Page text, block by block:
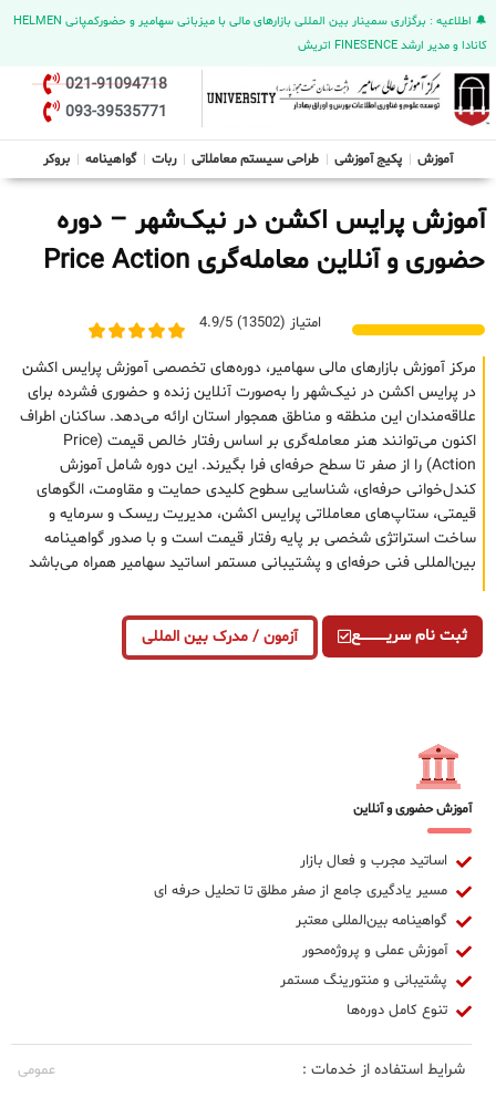
🔔 اطلاعیه : برگزاری سمینار بین المللی بازارهای مالی با میزبانی سهامیر و حضورکمپانی HELMEN
کانادا و مدیر ارشد FINESENCE اتریش
021-91094718
093-39535771
آموزش پکیج آموزشی طراحی سیستم معاملاتی ربات گواهینامه بروکر
آموزش پرایس اکشن در نیک‌شهر – دوره
حضوری و آنلاین معامله‌گری Price Action
امتیاز (13502) 4.9/5
مرکز آموزش بازارهای مالی سهامیر، دوره‌های تخصصی آموزش پرایس اکشن
در پرایس اکشن در نیک‌شهر را به‌صورت آنلاین زنده و حضوری فشرده برای
علاقه‌مندان این منطقه و مناطق همجوار استان ارائه می‌دهد. ساکنان اطراف
اکنون می‌توانند هنر معامله‌گری بر اساس رفتار خالص قیمت (Price
Action) را از صفر تا سطح حرفه‌ای فرا بگیرند. این دوره شامل آموزش
کندل‌خوانی حرفه‌ای، شناسایی سطوح کلیدی حمایت و مقاومت، الگوهای
قیمتی، ستاپ‌های معاملاتی پرایس اکشن، مدیریت ریسک و سرمایه و
ساخت استراتژی شخصی بر پایه رفتار قیمت است و با صدور گواهینامه
بین‌المللی فنی حرفه‌ای و پشتیبانی مستمر اساتید سهامیر همراه می‌باشد
ثبت نام سریــــــــــــع آزمون / مدرک بین المللی
آموزش حضوری و آنلاین
اساتید مجرب و فعال بازار
مسیر یادگیری جامع از صفر مطلق تا تحلیل حرفه ای
گواهینامه بین‌المللی معتبر
آموزش عملی و پروژه‌محور
پشتیبانی و منتورینگ مستمر
تنوع کامل دوره‌ها
شرایط استفاده از خدمات : عمومی